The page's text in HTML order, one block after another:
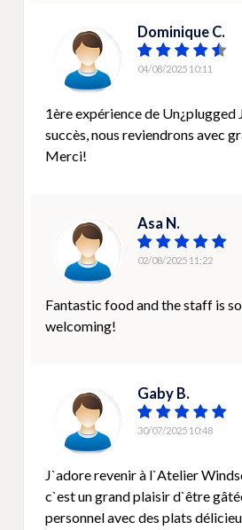
Dominique C.
04/08/2025 10:11
1ère expérience de Un¿plugged
succès, nous reviendrons avec
Merci!
Asa N.
02/08/2025 11:22
Fantastic food and the staff is
welcoming!
Gaby B.
30/07/2025 10:48
J`adore revenir à l`Atelier
c`est un grand plaisir d`être
personnel avec des plats